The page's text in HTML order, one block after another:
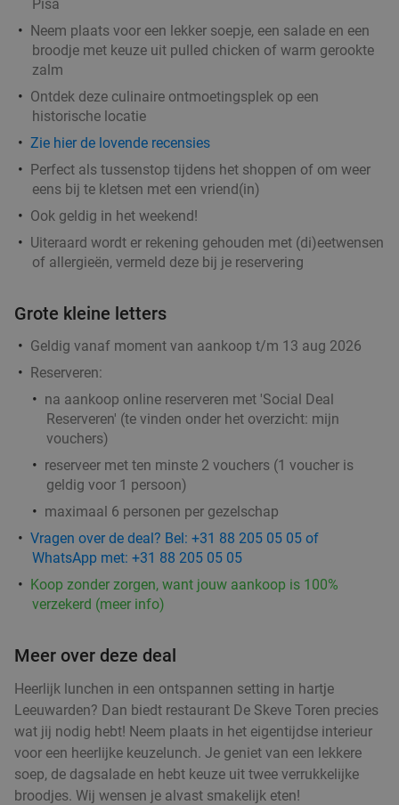
Pisa
Neem plaats voor een lekker soepje, een salade en een
broodje met keuze uit pulled chicken of warm gerookte
zalm
Ontdek deze culinaire ontmoetingsplek op een
historische locatie
Zie hier de lovende recensies
Perfect als tussenstop tijdens het shoppen of om weer
eens bij te kletsen met een vriend(in)
Ook geldig in het weekend!
Uiteraard wordt er rekening gehouden met (di)eetwensen
of allergieën, vermeld deze bij je reservering
Grote kleine letters
Geldig vanaf moment van aankoop t/m 13 aug 2026
Reserveren:
​na aankoop online reserveren met 'Social Deal
Reserveren' (te vinden onder het overzicht: mijn
vouchers)
reserveer met ten minste 2 vouchers (1 voucher is
geldig voor 1 persoon)
maximaal 6 personen per gezelschap
Vragen over de deal? Bel: +31 88 205 05 05 of
WhatsApp met: +31 88 205 05 05
Koop zonder zorgen, want jouw aankoop is 100%
verzekerd (meer info)
Meer over deze deal
Heerlijk lunchen in een ontspannen setting in hartje
Leeuwarden? Dan biedt restaurant De Skeve Toren precies
wat jij nodig hebt! Neem plaats in het eigentijdse interieur
voor een heerlijke keuzelunch. Je geniet van een lekkere
soep, de dagsalade en hebt keuze uit twee verrukkelijke
broodjes. Wij wensen je alvast smakelijk eten!